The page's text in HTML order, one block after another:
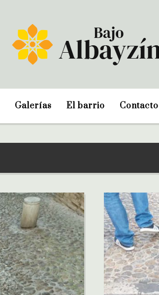
Galerías El barrio Contacto